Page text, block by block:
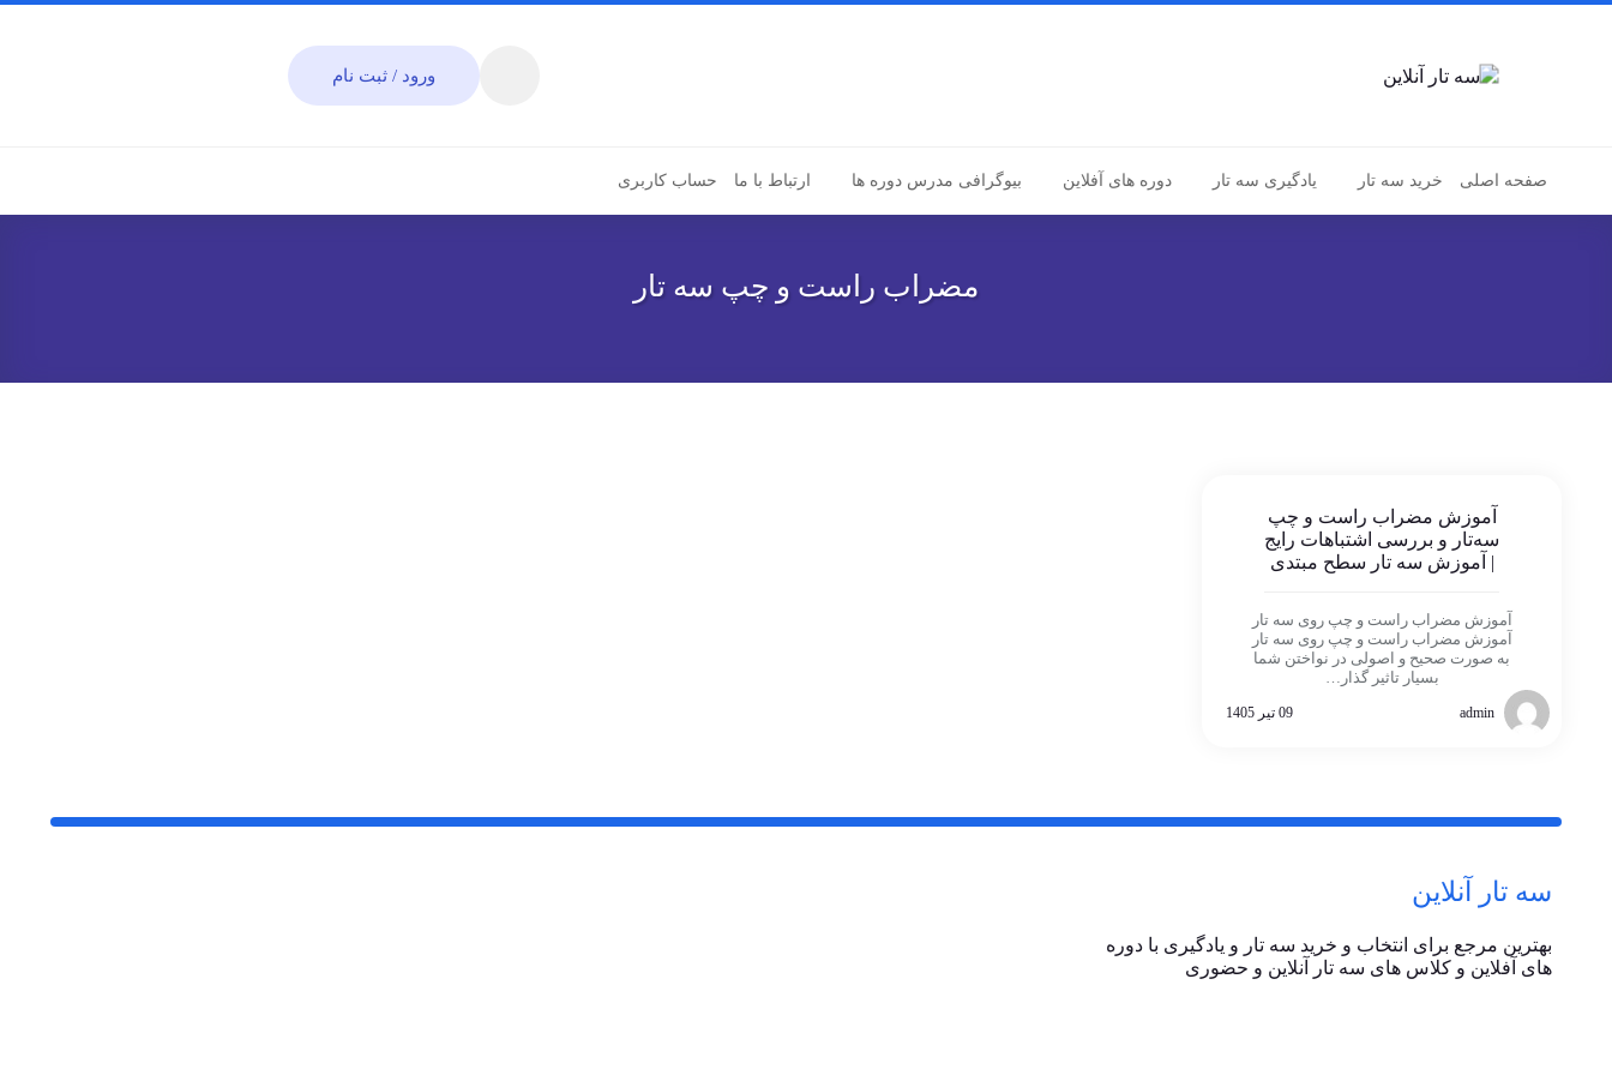
ورود / ثبت نام
صفحه اصلی خرید سه تار یادگیری سه تار دوره های آفلاین بیوگرافی مدرس دوره ها ارتباط با ما حساب کاربری
مضراب راست و چپ سه تار
آموزش مضراب راست و چپ
سه‌تار و بررسی اشتباهات رایج
| آموزش سه تار سطح مبتدی
آموزش مضراب راست و چپ روی سه تار
آموزش مضراب راست و چپ روی سه تار
به صورت صحیح و اصولی در نواختن شما
بسیار تاثیر گذار…
admin
سه تار آنلاین
بهترین مرجع برای انتخاب و خرید سه تار و یادگیری با دوره
های آفلاین و کلاس های سه تار آنلاین و حضوری